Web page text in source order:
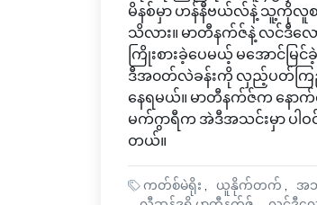
မိနစ်မှာ ဟန်နီဗယ်လ်နဲ့ သူ့ကိုလူစ
သိလား။ မာတီနက်ဇ်နဲ့ လင်ဒီလ
ကြိုးစားခဲ့ပေမယ့် မအောင်မြ
ဒီအ၀တ်လဲခန်းကို လှည့်ပတ်ကြ
နေရမယ်။ မာတီနက်ဇ်က နော
မက်ဂွာရီက အဲဒီအသင်းမှာ ပါ
တယ်။
ကတ်စ်မဲရိုး ယူနိုက်တက် အ